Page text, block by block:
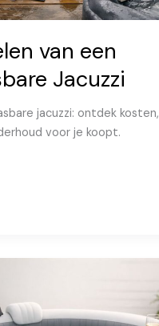
van een
Jacuzzi
jacuzzi: ontdek kosten,
voor je koopt.